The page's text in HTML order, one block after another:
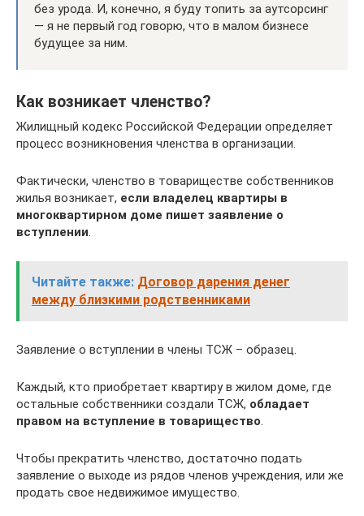
без урода. И, конечно, я буду топить за аутсорсинг
— я не первый год говорю, что в малом бизнесе
будущее за ним.
Как возникает членство?
Жилищный кодекс Российской Федерации определяет
процесс возникновения членства в организации.
Фактически, членство в товариществе собственников
жилья возникает, если владелец квартиры в
многоквартирном доме пишет заявление о
вступлении.
Читайте также: Договор дарения денег
между близкими родственниками
Заявление о вступлении в члены ТСЖ – образец.
Каждый, кто приобретает квартиру в жилом доме, где
остальные собственники создали ТСЖ, обладает
правом на вступление в товарищество.
Чтобы прекратить членство, достаточно подать
заявление о выходе из рядов членов учреждения, или же
продать свое недвижимое имущество.